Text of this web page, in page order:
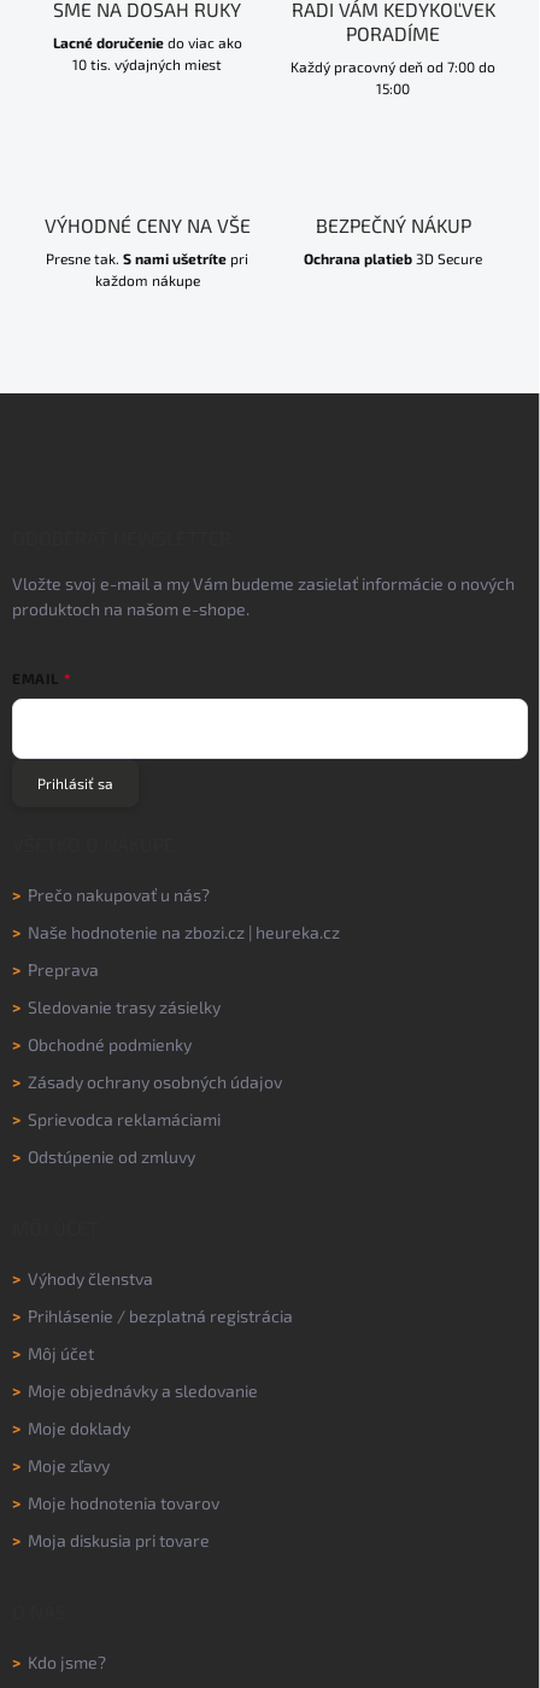
SME NA DOSAH RUKY
Lacné doručeniedo viac ako
10 tis. výdajných miest
RADI VÁM KEDYKOĽVEK
PORADÍME
Každý pracovný deň od 7:00 do
15:00
VÝHODNÉ CENY NA VŠE
Presne tak. S nami ušetríte pri
každom nákupe
BEZPEČNÝ NÁKUP
Ochrana platieb 3D Secure
Vložte svoj e-mail a my Vám budeme zasielať informácie o nových
produktoch na našom e-shope.
EMAIL
Prihlásiť sa
> Prečo nakupovať u nás?
> Naše hodnotenie na zbozi.cz | heureka.cz
> Preprava
> Sledovanie trasy zásielky
> Obchodné podmienky
> Zásady ochrany osobných údajov
> Sprievodca reklamáciami
> Odstúpenie od zmluvy
> Výhody členstva
> Prihlásenie / bezplatná registrácia
> Môj účet
> Moje objednávky a sledovanie
> Moje doklady
> Moje zľavy
> Moje hodnotenia tovarov
> Moja diskusia pri tovare
> Kdo jsme?